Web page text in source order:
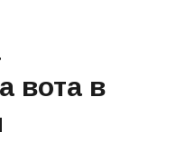
вота в